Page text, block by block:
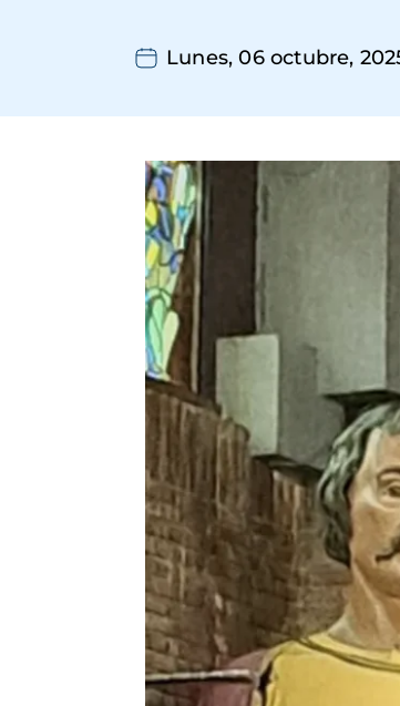
Lunes, 06 octubre,